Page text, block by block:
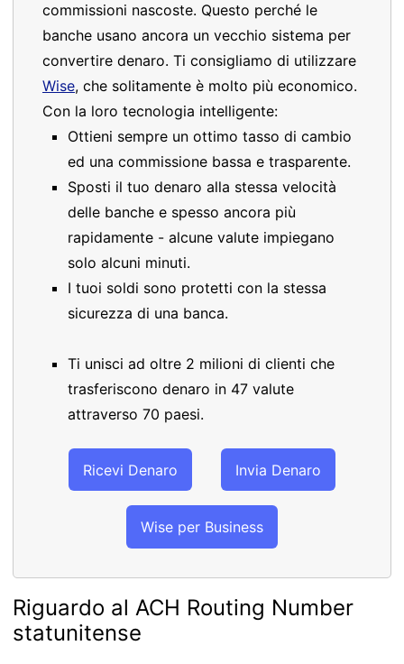
commissioni nascoste. Questo perché le
banche usano ancora un vecchio sistema per
convertire denaro. Ti consigliamo di utilizzare
Wise, che solitamente è molto più economico.
Con la loro tecnologia intelligente:
Ottieni sempre un ottimo tasso di cambio
ed una commissione bassa e trasparente.
Sposti il tuo denaro alla stessa velocità
delle banche e spesso ancora più
rapidamente - alcune valute impiegano
solo alcuni minuti.
I tuoi soldi sono protetti con la stessa
sicurezza di una banca.
Ti unisci ad oltre 2 milioni di clienti che
trasferiscono denaro in 47 valute
attraverso 70 paesi.
Ricevi Denaro Invia Denaro
Wise per Business
Riguardo al ACH Routing Number
statunitense